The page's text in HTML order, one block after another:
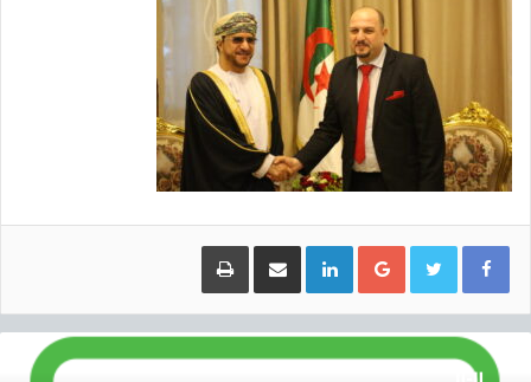
Google+
LinkedIn مشاركة عبر البريد